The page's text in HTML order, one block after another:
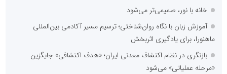
خانه با نور، صمیمی‌تر می‌شود
آموزش زبان با نگاه روان‌شناختی؛ ترسیم مسیر آکادمی بین‌المللی
ماهنورا، برای یادگیری اثربخش
بازنگری در نظام اکتشاف معدنی ایران؛ «هدف اکتشافی» جایگزین
«مرحله عملیاتی» می‌شود